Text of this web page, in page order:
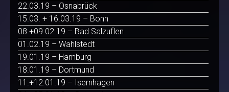
22.03.19 – Osnabrück
15.03. + 16.03.19 – Bonn
08.+09.02.19 – Bad Salzuflen
01.02.19 – Wahlstedt
19.01.19 – Hamburg
18.01.19 – Dortmund
11.+12.01.19 – Isernhagen